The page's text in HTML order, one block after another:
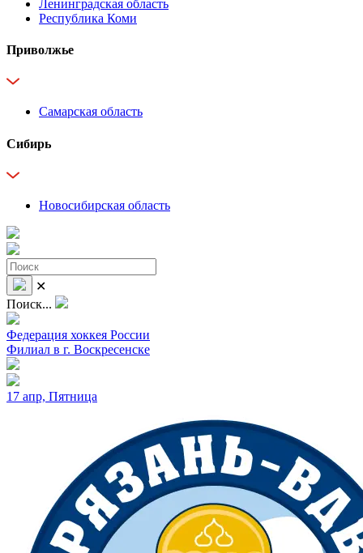
Ленинградская область
Республика Коми
Приволжье
Самарская область
Сибирь
Новосибирская область
✕
Поиск...
Федерация хоккея России
Филиал в г. Воскресенске
17 апр, Пятница